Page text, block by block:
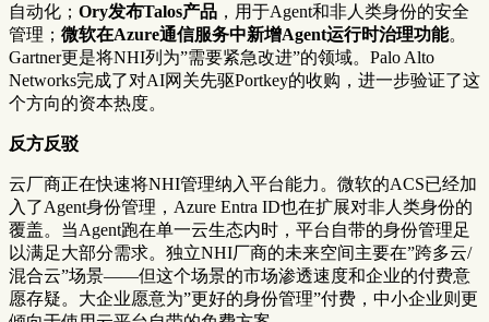
自动化； Ory发布Talos产品 ，用于Agent和非人类身份的安全
管理； 微软在Azure通信服务中新增Agent运行时治理功能。
Gartner更是将NHI列为”需要紧急改进”的领域。Palo Alto
Networks完成了对AI网关先驱Portkey的收购，进一步验证了这
个方向的资本热度。
反方反驳
云厂商正在快速将NHI管理纳入平台能力。微软的ACS已经加
入了Agent身份管理，Azure Entra ID也在扩展对非人类身份的
覆盖。当Agent跑在单一云生态内时，平台自带的身份管理足
以满足大部分需求。独立NHI厂商的未来空间主要在”跨多云/
混合云”场景——但这个场景的市场渗透速度和企业的付费意
愿存疑。大企业愿意为”更好的身份管理”付费，中小企业则更